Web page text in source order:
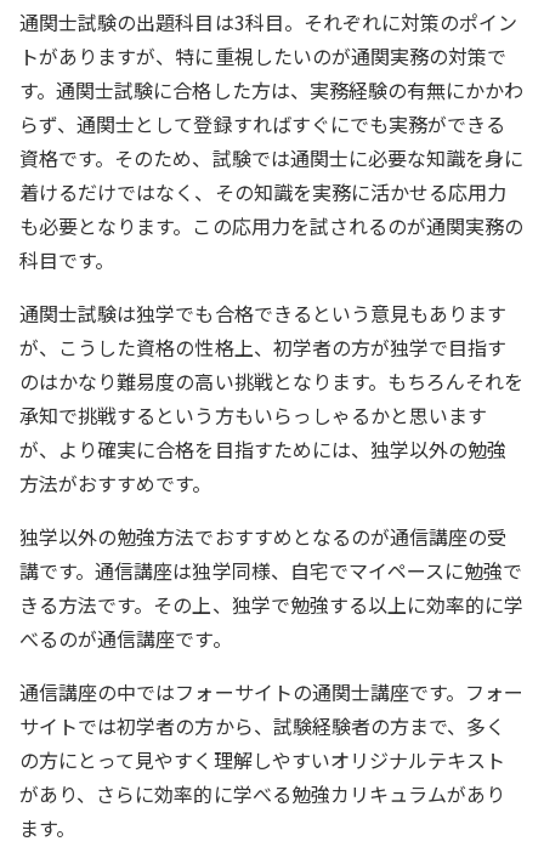
通関士試験の出題科目は3科目。それぞれに対策のポイン
トがありますが、特に重視したいのが通関実務の対策で
す。通関士試験に合格した方は、実務経験の有無にかかわ
らず、通関士として登録すればすぐにでも実務ができる
資格です。そのため、試験では通関士に必要な知識を身に
着けるだけではなく、その知識を実務に活かせる応用力
も必要となります。この応用力を試されるのが通関実務の
科目です。
通関士試験は独学でも合格できるという意見もあります
が、こうした資格の性格上、初学者の方が独学で目指す
のはかなり難易度の高い挑戦となります。もちろんそれを
承知で挑戦するという方もいらっしゃるかと思います
が、より確実に合格を目指すためには、独学以外の勉強
方法がおすすめです。
独学以外の勉強方法でおすすめとなるのが通信講座の受
講です。通信講座は独学同様、自宅でマイペースに勉強で
きる方法です。その上、独学で勉強する以上に効率的に学
べるのが通信講座です。
通信講座の中ではフォーサイトの通関士講座です。フォー
サイトでは初学者の方から、試験経験者の方まで、多く
の方にとって見やすく理解しやすいオリジナルテキスト
があり、さらに効率的に学べる勉強カリキュラムがあり
ます。